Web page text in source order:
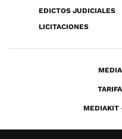
EDICTOS JUDICIALES
LICITACIONES
MEDIAKIT